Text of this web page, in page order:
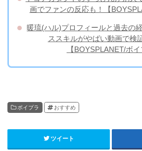
画でファンの反応も！【
暖琉(ハル)プロフィールと過去の
ススキルがやばい動画で検
【BOYSPLANET/ボイ
ボイプラ おすすめ
ツイート